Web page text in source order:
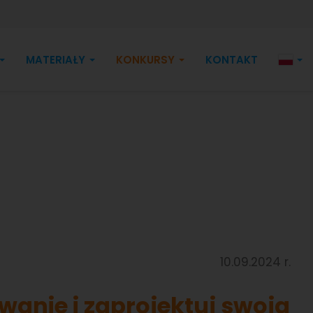
MATERIAŁY KONKURSY KONTAKT
10.09.2024 r.
i zaprojektuj swoją